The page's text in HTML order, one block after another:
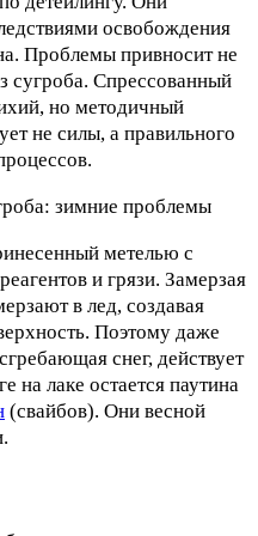
освобождения
Проблемы привносит не
сугроба. Спрессованный
но методичный
не силы, а правильного
метелью с
и грязи. Замерзая
в лед, создавая
Поэтому даже
снег, действует
на лаке остается паутина
(свайбов). Они весной